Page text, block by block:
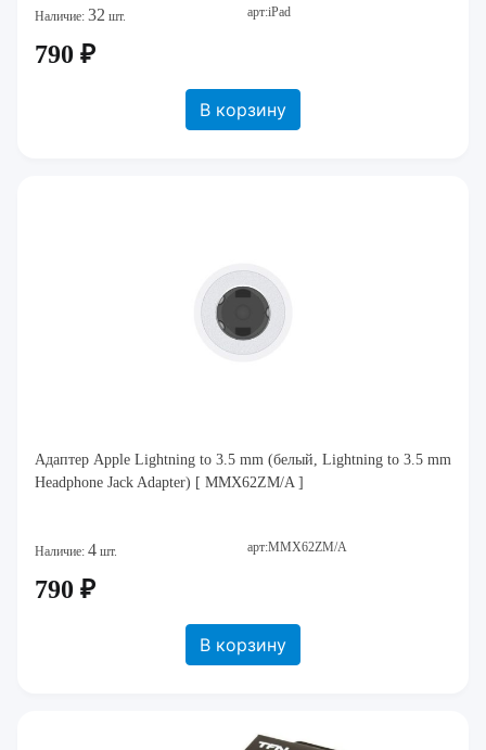
Наличие: 32 шт. арт:iPad
790 ₽
В корзину
Адаптер Apple Lightning to 3.5 mm (белый, Lightning to 3.5 mm
Headphone Jack Adapter) [ MMX62ZM/A ]
Наличие: 4 шт. арт:MMX62ZM/A
790 ₽
В корзину